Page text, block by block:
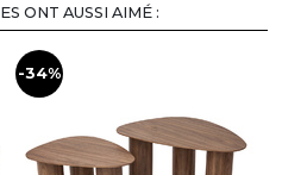
ONT AUSSI AIMÉ :
-34%